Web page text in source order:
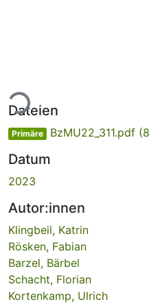
Dateien
Primäre BzMU22_311.pdf
Datum
2023
Autor:innen
Klingbeil, Katrin
Rösken, Fabian
Barzel, Bärbel
Schacht, Florian
Kortenkamp, Ulrich